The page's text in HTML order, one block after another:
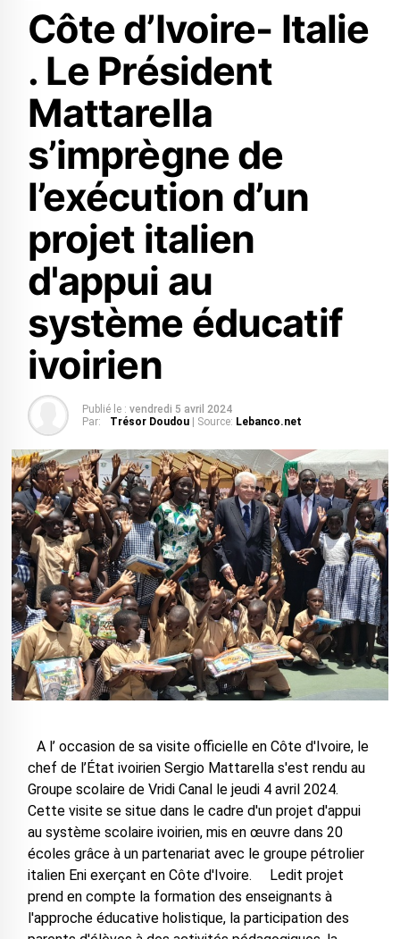
Côte d’Ivoire- Italie
. Le Président
Mattarella
s’imprègne de
l’exécution d’un
projet italien
d'appui au
système éducatif
ivoirien
Publié le : vendredi 5 avril 2024
Par:
Trésor Doudou | Source: Lebanco.net
A l’ occasion de sa visite officielle en Côte d'Ivoire, le
chef de l’État ivoirien Sergio Mattarella s'est rendu au
Groupe scolaire de Vridi Canal le jeudi 4 avril 2024.
Cette visite se situe dans le cadre d'un projet d'appui
au système scolaire ivoirien, mis en œuvre dans 20
écoles grâce à un partenariat avec le groupe pétrolier
italien Eni exerçant en Côte d'Ivoire. Ledit projet
prend en compte la formation des enseignants à
l'approche éducative holistique, la participation des